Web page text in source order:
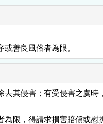
善良風俗者為限。
去其侵害；有受侵害之虞時
為限，得請求損害賠償或慰